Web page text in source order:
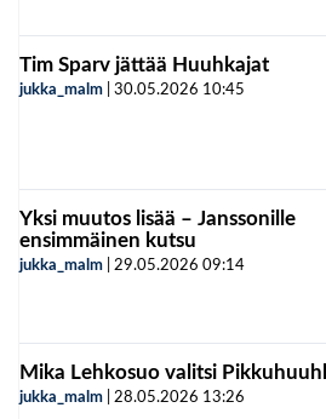
Tim Sparv jättää Huuhkajat
jukka_malm 30.05.2026 10:45
Yksi muutos lisää – Janssonille
ensimmäinen kutsu
jukka_malm 29.05.2026 09:14
Mika Lehkosuo valitsi
jukka_malm 28.05.2026 13:26